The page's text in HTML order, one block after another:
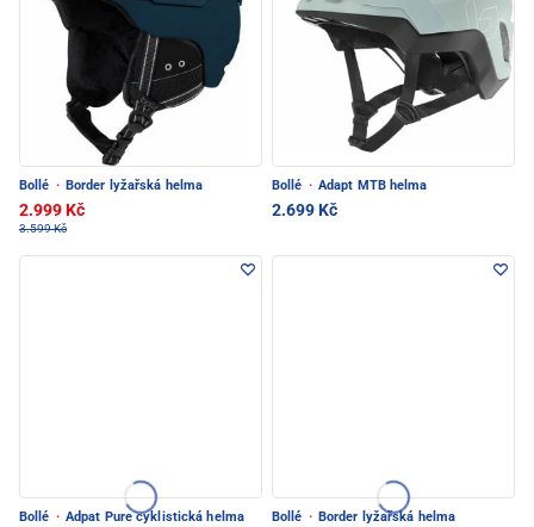
Bollé · Border lyžařská helma
2.999 Kč
3.599 Kč
Bollé · Adapt MTB helma
2.699 Kč
Bollé · Adpat Pure cyklistická helma Bollé · Border lyžařská helma